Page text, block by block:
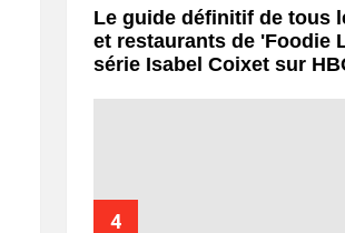
Le guide définitif de tous
et restaurants de 'Foodie
série Isabel Coixet sur